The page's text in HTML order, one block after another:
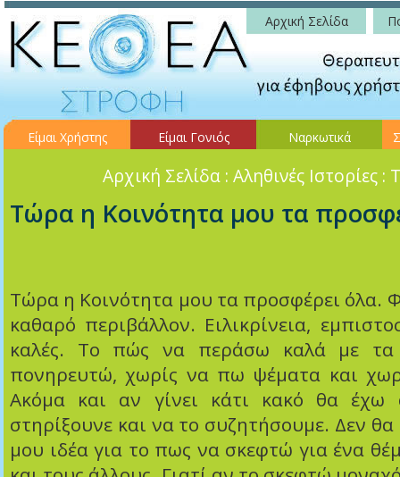
Αρχική Σελίδα
Είμαι Χρήστης Είμαι Γονιός Ναρκωτικά
Αρχική Σελίδα : Αληθινές Ιστορίες
Τώρα η Κοινότητα μου τα
Τώρα η Κοινότητα μου τα προσφέρει όλα.
καθαρό περιβάλλον. Ειλικρίνεια,
καλές. Το πώς να περάσω καλά με τα
πονηρευτώ, χωρίς να πω ψέματα και
Ακόμα και αν γίνει κάτι κακό θα
στηρίξουνε και να το συζητήσουμε. Δεν
μου ιδέα για το πως να σκεφτώ για ένα